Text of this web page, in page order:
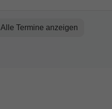
Alle Termine anzeigen